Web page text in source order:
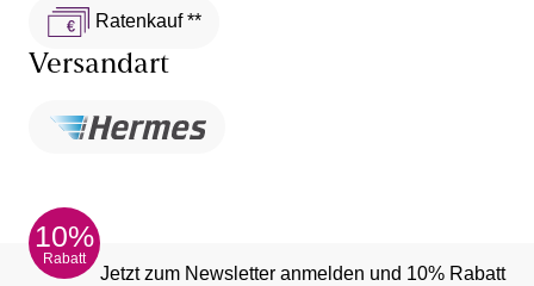
Ratenkauf **
Versandart
10%
Rabatt
Jetzt zum Newsletter anmelden und 10% Rabatt